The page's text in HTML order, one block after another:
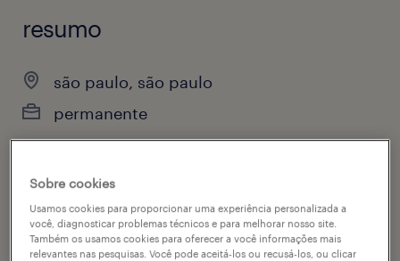
resumo
são paulo, são paulo
permanente
especialidade
Sobre cookies
Usamos cookies para proporcionar uma experiência personalizada a
você, diagnosticar problemas técnicos e para melhorar nosso site.
Também os usamos cookies para oferecer a você informações mais
relevantes nas pesquisas. Você pode aceitá-los ou recusá-los, ou clicar